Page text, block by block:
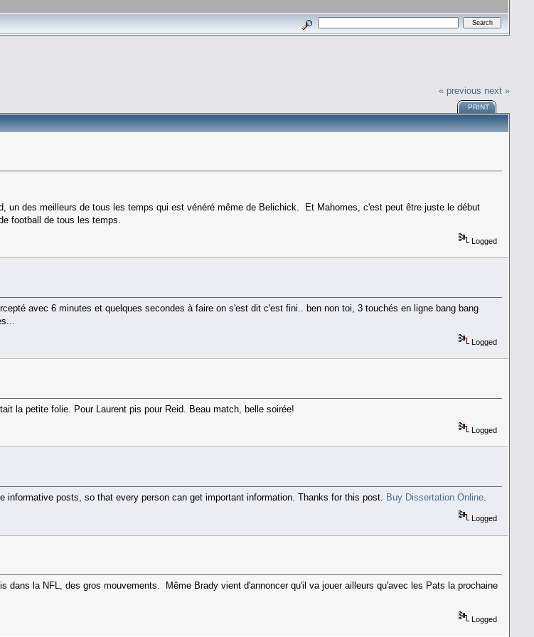
« previous next »
PRINT
un des meilleurs de tous les temps qui est vénéré même de Belichick. Et Mahomes, c'est peut être juste le début
football de tous les temps.
Logged
avec 6 minutes et quelques secondes à faire on s'est dit c'est fini.. ben non toi, 3 touchés en ligne bang bang
Logged
la petite folie. Pour Laurent pis pour Reid. Beau match, belle soirée!
Logged
posts, so that every person can get important information. Thanks for this post. Buy Dissertation Online.
Logged
dans la NFL, des gros mouvements. Même Brady vient d'annoncer qu'il va jouer ailleurs qu'avec les Pats la prochaine
Logged